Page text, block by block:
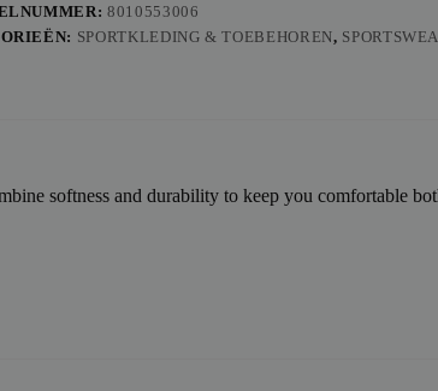
8010553006
SPORTKLEDING & TOEBEHOREN,
softness and durability to keep you comfortable